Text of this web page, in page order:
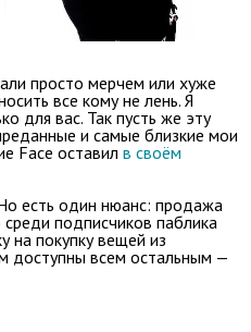
просто мерчем или хуже
все кому не лень. Я
для вас. Так пусть же эту
и самые близкие мои
Face оставил в своём
есть один нюанс: продажа
подписчиков паблика
на покупку вещей из
доступны всем остальным —